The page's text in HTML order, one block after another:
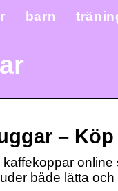
barn
–
både lätta